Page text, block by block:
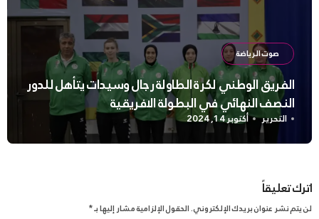
صوت الرياضة
الفريق الوطني لكرة الطاولة رجال وسيدات يتأهل للدور
النصف النهائي في البطولة الافريقية
التحرير أكتوبر 14, 2024
اترك تعليقاً
لن يتم نشر عنوان بريدك الإلكتروني.الحقول الإلزامية مشار إليها بـ*